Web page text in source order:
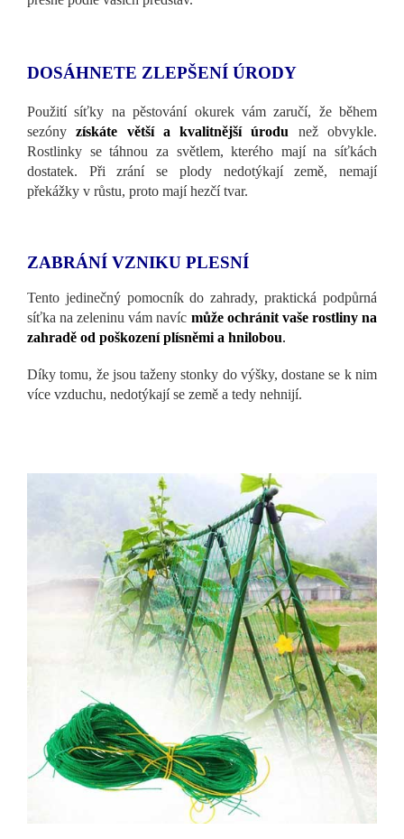
DOSÁHNETE ZLEPŠENÍ ÚRODY
Použití síťky na pěstování okurek vám zaručí, že během
sezónyzískáte větší a kvalitnější úrodu než obvykle.
Rostlinky se táhnou za světlem, kterého mají na síťkách
dostatek. Při zrání se plody nedotýkají země, nemají
překážky v růstu, proto mají hezčí tvar.
ZABRÁNÍ VZNIKU PLESNÍ
Tento jedinečný pomocník do zahrady, praktická podpůrná
síťka na zeleninu vám navíc může ochránit vaše rostliny na
zahradě od poškození plísněmi a hnilobou.
Díky tomu, že jsou taženy stonky do výšky, dostane se k nim
více vzduchu, nedotýkají se země a tedy nehnijí.